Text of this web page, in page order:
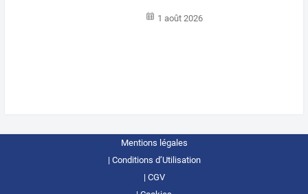
1 août 2026
Mentions légales
Conditions d’Utilisation
CGV